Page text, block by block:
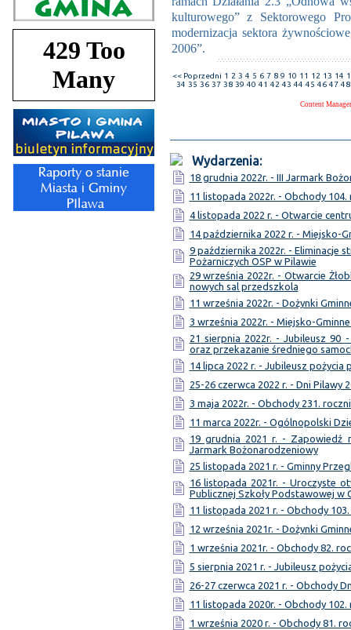
kulturowego” z Sektorowego
modernizacja sektora
2006”.
<< Poprzedni 1 2 3 4 5 6 7 8 9 10 11 12 13 14
34 35 36 37 38 39 40 41 42 43 44 45 46 47 48
Content
Wydarzenia:
18 grudnia 2022r. - III Jarmark
11 listopada 2022r. - Obchody
4 listopada 2022 r. - Otwarcie
14 października 2022 r. - Miejsko-
9 października 2022r. - Eliminacje
Pożarniczych OSP w Pilawie
29 września 2022r. - Otwarcie
nowych sal przedszkola
11 września 2022r. - Dożynki
3 września 2022r. - Miejsko-
21 sierpnia 2022r. - Jubileusz 90
oraz przekazanie średniego
14 lipca 2022 r. - Jubileusz pożycia
25-26 czerwca 2022 r. - Dni Pilawy
3 maja 2022r. - Obchody 231.
11 marca 2022r. - Ogólnopolski
19 grudnia 2021 r. - Zapowiedź
Jarmark Bożonarodzeniowy
25 listopada 2021 r. - Gminny
16 listopada 2021r. - Uroczyste
Publicznej Szkoły Podstawowej w
11 listopada 2021 r. - Obchody
12 września 2021r. - Dożynki
1 września 2021r. - Obchody 82.
5 sierpnia 2021 r. - Jubileusz
26-27 czerwca 2021 r. - Obchody
11 listopada 2020r. - Obchody
1 września 2020 r. - Obchody 81.